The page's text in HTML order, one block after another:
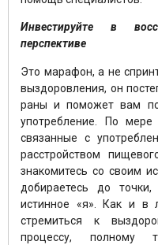
Инвестируйте в
перспективе
Это марафон, а не
выздоровления, он
раны и поможет вам
употребление. По
связанные с
расстройством
знакомитесь со своим
добираетесь до
истинное «я». Как и в
стремиться к
процессу, полному